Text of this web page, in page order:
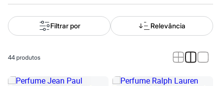
Roupas
Blusas e Camisetas
Básicos
Calças
Macacões
Shorts e Bermudas
Filtrar por Relevância
44 produtos